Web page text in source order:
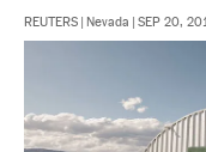
REUTERS | Nevada | SEP 20,